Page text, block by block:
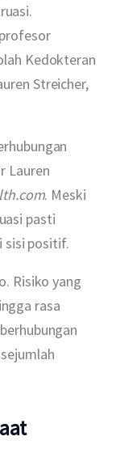
Kedokteran
Streicher,
Lauren
. Meski
pasti
sisi positif.
Risiko yang
rasa